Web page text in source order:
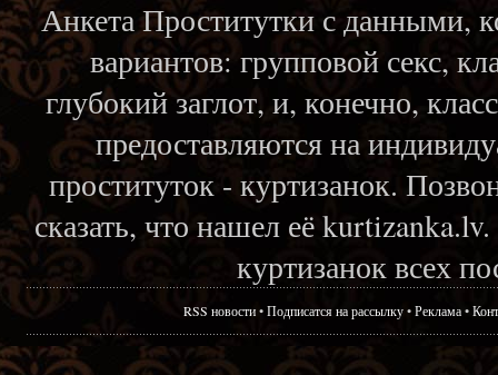
Анкета Проститутки с данными,
вариантов: групповой секс,
глубокий заглот, и, конечно,
предоставляются на
проституток - куртизанок.
сказать, что нашел её
куртизанок всех
RSS новости•Подписатся на рассылку•Реклама•